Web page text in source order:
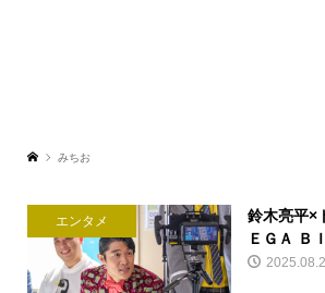
みちお
エンタメ
鈴木亮平
ＥＧＡ Ｂ